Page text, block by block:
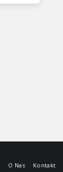
O Nas
Kontakt